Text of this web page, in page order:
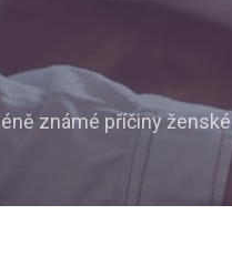
známé příčiny